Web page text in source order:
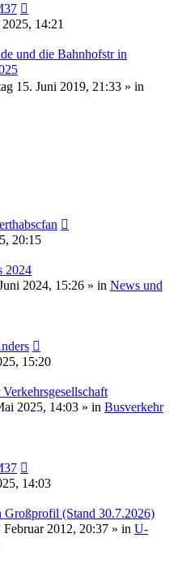
14:21
und die Bahnhofstr in
15. Juni 2019, 21:33 » in
20:15
2024
2024, 15:26 » in News und
15:20
2025, 14:03 » in Busverkehr
14:03
Großprofil (Stand 30.7.2026)
2012, 20:37 » in U-